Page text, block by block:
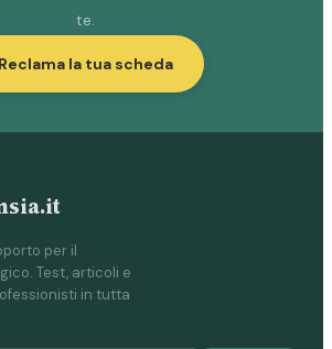
te.
Reclama la tua scheda
per il
Test, articoli e
in tutta